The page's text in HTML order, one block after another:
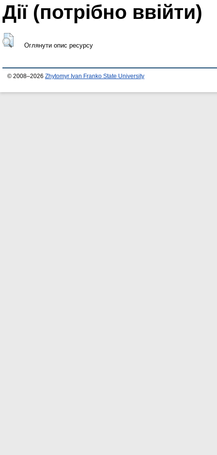
Дії ​​(потрібно ввійти)
Оглянути опис ресурсу
© 2008–2026 Zhytomyr Ivan Franko State University